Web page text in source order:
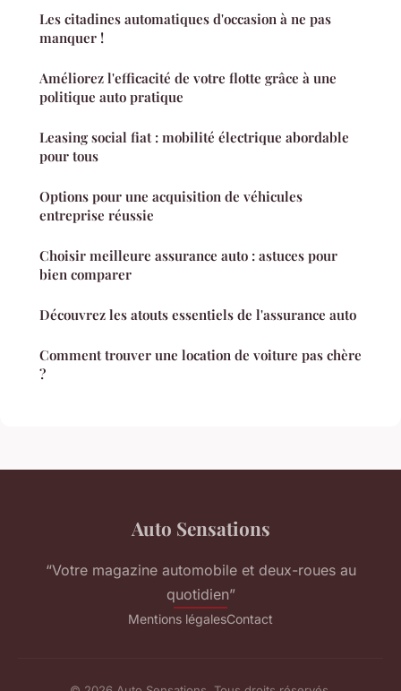
Les citadines automatiques d'occasion à ne pas
manquer !
Améliorez l'efficacité de votre flotte grâce à une
politique auto pratique
Leasing social fiat : mobilité électrique abordable
pour tous
Options pour une acquisition de véhicules
entreprise réussie
Choisir meilleure assurance auto : astuces pour
bien comparer
Découvrez les atouts essentiels de l'assurance auto
Comment trouver une location de voiture pas chère
?
Auto Sensations
“Votre magazine automobile et deux-roues au
quotidien”
Mentions légalesContact